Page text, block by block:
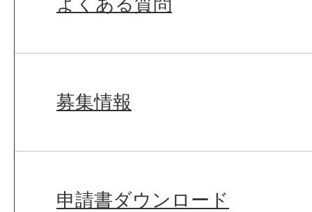
募集情報
申請書ダウンロード